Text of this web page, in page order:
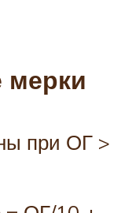
мерки
при ОГ >